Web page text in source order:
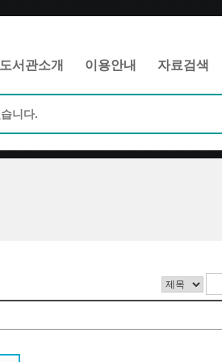
도서관소개 이용안내 자료검색